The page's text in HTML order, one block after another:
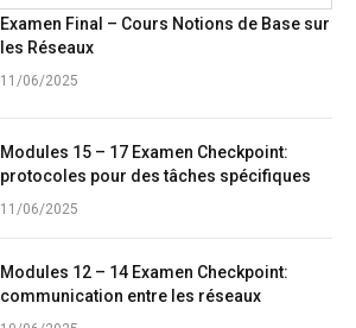
Examen Final – Cours Notions de Base sur
les Réseaux
11/06/2025
Modules 15 – 17 Examen Checkpoint:
protocoles pour des tâches spécifiques
11/06/2025
Modules 12 – 14 Examen Checkpoint:
communication entre les réseaux